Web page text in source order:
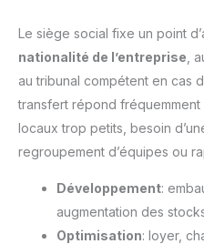
Le siège social fixe un point
nationalité de l’entreprise ,
au tribunal compétent en cas
transfert répond
locaux trop petits, besoin
regroupement d’équipes ou
Développement:
augmentation des
Optimisation: loyer,